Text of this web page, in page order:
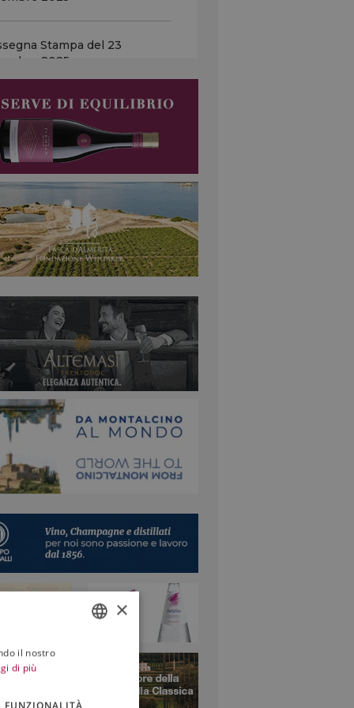
semestre in positivo per
principali,...
il progetto ‘Le Prince’…
vendute in anticipo 300.000
Obiettivo, far entrare il
esperti, “Non c'è
nei vigneti, ma
quanto durerà” …
“Abbiamo avuto una
piovosa, i terreni sono
LA7 del 26 giugno 2026
Esperto sull’emergenza
… L’ondata di caldo
da almeno due settimane
l’Europa non si misura...
Stampa del 23
2025
Stampa del 22
2025
×
il nostro
di più
FUNZIONALITÀ